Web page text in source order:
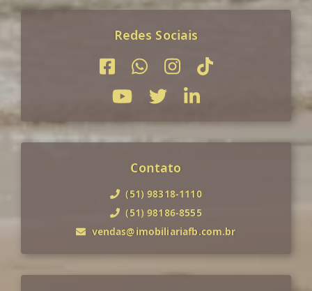
Redes Sociais
Contato
(51) 98318-1110
(51) 98186-8555
vendas@imobiliariafb.com.br